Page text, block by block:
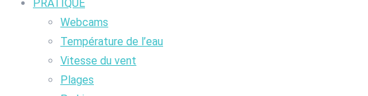
PRATIQUE
Webcams
Température de l’eau
Vitesse du vent
Plages